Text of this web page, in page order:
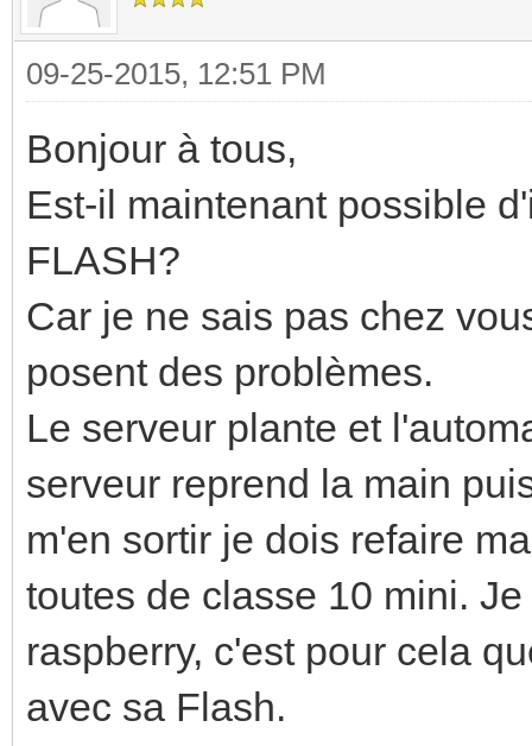
09-25-2015, 12:51 PM
Bonjour à tous,
Est-il maintenant possible
FLASH?
Car je ne sais pas chez
posent des problèmes.
Le serveur plante et
serveur reprend la main
m'en sortir je dois refaire
toutes de classe 10 mini.
raspberry, c'est pour cela
avec sa Flash.